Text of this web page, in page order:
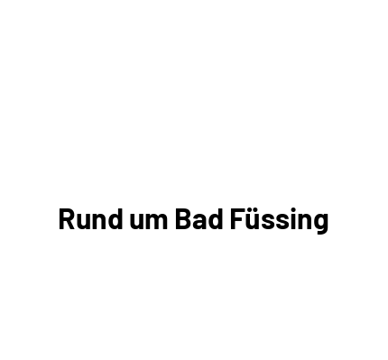
Rund um Bad Füssing